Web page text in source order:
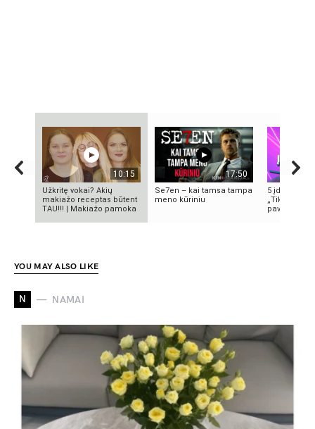
10:15
Užkritę vokai? Akių
makiažo receptas būtent
TAU!!! | Makiažo pamoka
17:50
Se7en – kai tamsa tampa
meno kūriniu
5 įdomūs
„TikTok“:
YOU MAY ALSO LIKE
N NAMAI